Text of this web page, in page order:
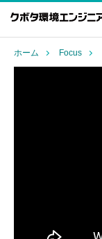
ホーム Focus